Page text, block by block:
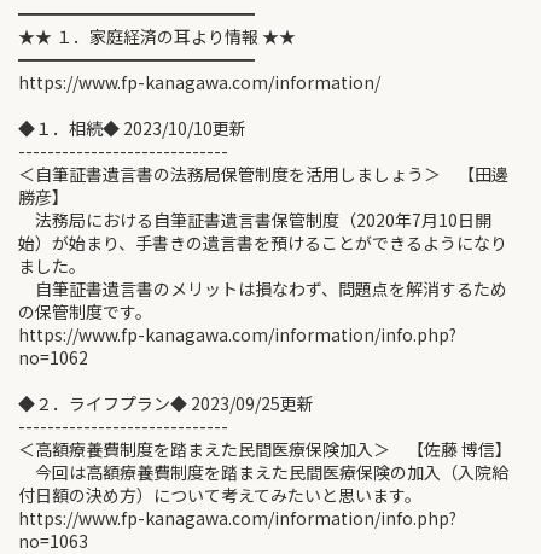
━━━━━━━━━━━━━━
★★ １．家庭経済の耳より情報 ★★
━━━━━━━━━━━━━━
https://www.fp-kanagawa.com/information/
◆１．相続◆ 2023/10/10更新
-----------------------------
＜自筆証書遺言書の法務局保管制度を活用しましょう＞ 【田邊
勝彦】
法務局における自筆証書遺言書保管制度（2020年7月10日開
始）が始まり、手書きの遺言書を預けることができるようになり
ました。
自筆証書遺言書のメリットは損なわず、問題点を解消するため
の保管制度です。
https://www.fp-kanagawa.com/information/info.php?
no=1062
◆２．ライフプラン◆ 2023/09/25更新
-----------------------------
＜高額療養費制度を踏まえた民間医療保険加入＞ 【佐藤 博信】
今回は高額療養費制度を踏まえた民間医療保険の加入（入院給
付日額の決め方）について考えてみたいと思います。
https://www.fp-kanagawa.com/information/info.php?
no=1063